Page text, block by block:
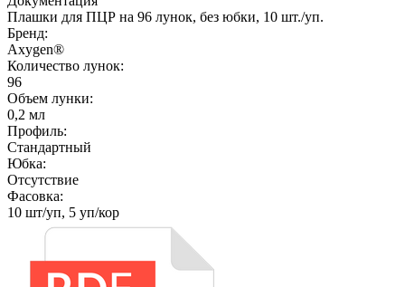
Плашки для ПЦР на 96 лунок, без юбки, 10 шт./уп.
Бренд:
Axygen®
Количество лунок:
96
Объем лунки:
0,2 мл
Профиль:
Стандартный
Юбка:
Отсутствие
Фасовка:
10 шт/уп, 5 уп/кор